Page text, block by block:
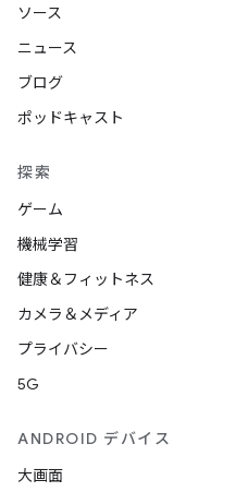
ソース
ニュース
ブログ
ポッドキャスト
探索
ゲーム
機械学習
健康＆フィットネス
カメラ＆メディア
プライバシー
5G
ANDROID デバイス
大画面